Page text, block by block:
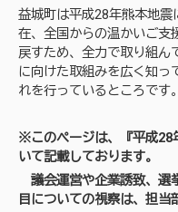
益城町は平成28年熊本地
在、全国からの温かいご支
戻すため、全力で取り組ん
に向けた取組みを広く知っ
れを行っているところです。
※このページは、『平成28
いて記載しております。
議会運営や企業誘致、選
目についての視察は、担当